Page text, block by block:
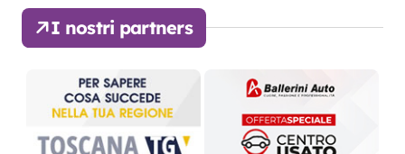
I nostri partners